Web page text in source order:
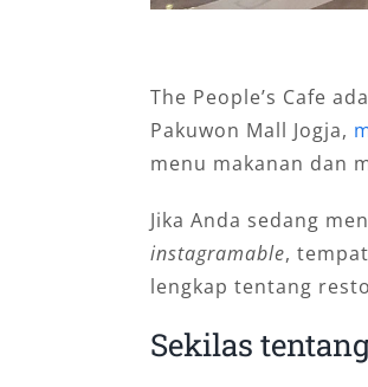
The People’s Cafe
Pakuwon Mall Jogja,
menu makanan dan
Jika Anda sedang
instagramable,
lengkap tentang
Sekilas